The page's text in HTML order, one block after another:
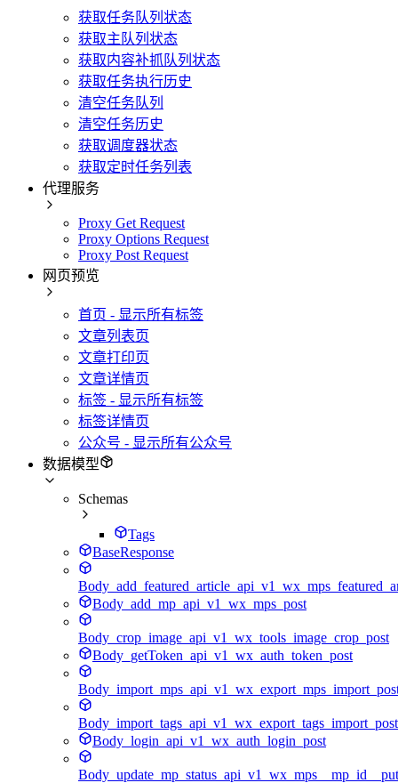
获取任务队列状态
获取主队列状态
获取内容补抓队列状态
获取任务执行历史
清空任务队列
清空任务历史
获取调度器状态
获取定时任务列表
代理服务
Proxy Get Request
Proxy Options Request
Proxy Post Request
网页预览
首页 - 显示所有标签
文章列表页
文章打印页
文章详情页
标签 - 显示所有标签
标签详情页
公众号 - 显示所有公众号
数据模型
Schemas
Tags
BaseResponse
Body_add_mp_api_v1_wx_mps_post
Body_crop_image_api_v1_wx_tools_image_crop_post
Body_getToken_api_v1_wx_auth_token_post
Body_import_tags_api_v1_wx_export_tags_import_post
Body_login_api_v1_wx_auth_login_post
Body_update_mp_status_api_v1_wx_mps__mp_id__put